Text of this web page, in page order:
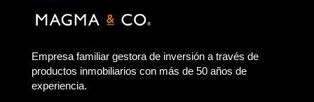
Empresa familiar gestora de inversión a través de
productos inmobiliarios con más de 50 años de
experiencia.